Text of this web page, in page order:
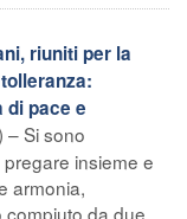
riuniti per la
di pace e
– Si sono
insieme e
armonia,
compiuto da due